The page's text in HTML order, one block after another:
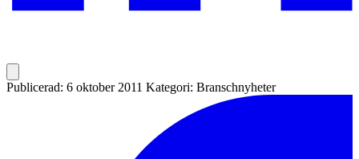
Publicerad: 6 oktober 2011 Kategori: Branschnyheter